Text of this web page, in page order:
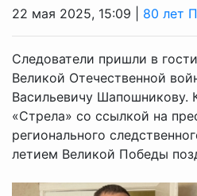
22 мая 2025, 15:09 | 80 лет
Следователи пришли в
Великой Отечественной
Васильевичу Шапошникову.
«Стрела» со ссылкой на
регионального
летием Великой Победы